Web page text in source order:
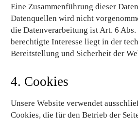
Eine Zusammenführung dieser
Datenquellen wird nicht
die Datenverarbeitung ist Art. 6
berechtigte Interesse liegt in der
Bereitstellung und Sicherheit der
4. Cookies
Unsere Website verwendet
Cookies, die für den Betrieb der